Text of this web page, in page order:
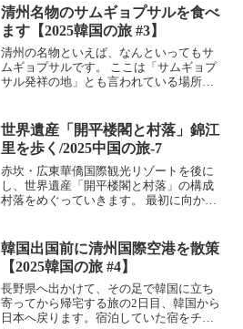
は廃止されてしまったようです。そこで
予定を変更し、配車アプリ...
清州名物のサムギョプサルを食べ
ます【2025韓国の旅 #3】
清州の名物といえば、なんといってもサ
ムギョプサルです。 ここは「サムギョプ
サル発祥の地」とも言われている場所。
を食べるならここ、ということで「サム
ギョプサル通り」にやっ...
世界遺産「開平楼閣と村落」錦江
里を歩く/2025中国の旅-7
赤坎・広東華僑国際観光リゾートを後に
し、世界遺産「開平楼閣と村落」の構成
村落をめぐっていきます。 最初に向かっ
国際観光リゾートから車で30分弱、錦江
里のゲートに到着した...
韓国出国前に清州国際空港を散策
【2025韓国の旅 #4】
長野県へ出かけて、その足で韓国に立ち
寄ってから帰宅する旅の2日目、韓国から
日本へ戻ります。宿泊していた宿をチェ